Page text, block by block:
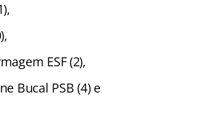
ESF (2),
Bucal PSB (4) e